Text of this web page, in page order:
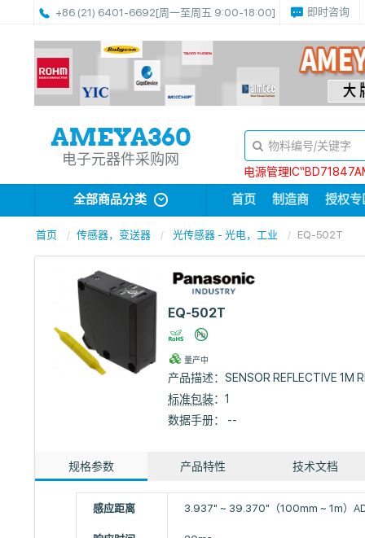
+86 (21) 6401-6692[周一至周五 9:00-18:00] 即时咨询
电子元器件采购网
电源管理
全部商品分类 首页 制造商 授权专
首页 传感器，变送器 光传感器 - 光电，工业 EQ-502T
EQ-502T
量产中
产品描述：SENSOR REFLECTIVE 1M
标准包装：1
数据手册： --
规格参数 产品特性 技术文档
感应距离 3.937" ~ 39.370"（100mm ~ 1m）